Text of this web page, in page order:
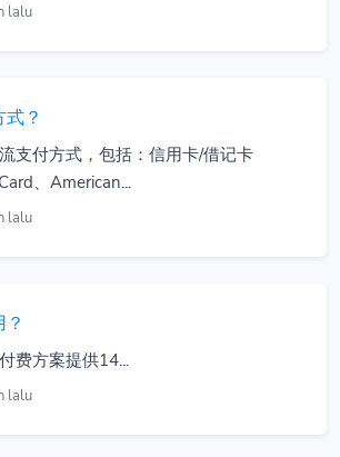
lalu
？
支付方式，包括：信用卡/借记卡
、American...
lalu
费方案提供14...
lalu